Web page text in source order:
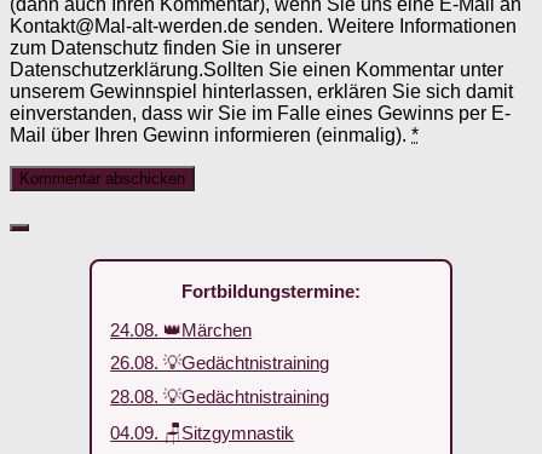
Kontakt@Mal-alt-werden.de senden. Weitere Informationen
zum Datenschutz finden Sie in unserer
Datenschutzerklärung.Sollten Sie einen Kommentar unter
unserem Gewinnspiel hinterlassen, erklären Sie sich damit
einverstanden, dass wir Sie im Falle eines Gewinns per E-
Mail über Ihren Gewinn informieren (einmalig). *
Fortbildungstermine:
24.08. 👑Märchen
26.08. 💡Gedächtnistraining
28.08. 💡Gedächtnistraining
04.09. 🪑Sitzgymnastik